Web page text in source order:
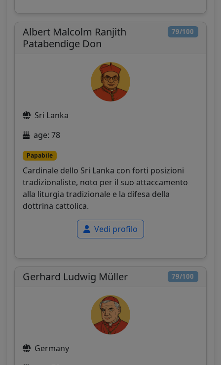
79/100
Albert Malcolm Ranjith
Patabendige Don
Sri Lanka
age: 78
Papabile
Cardinale dello Sri Lanka con forti posizioni
tradizionaliste, noto per il suo attaccamento
alla liturgia tradizionale e la difesa della
dottrina cattolica.
Vedi profilo
79/100
Gerhard Ludwig Müller
Germany